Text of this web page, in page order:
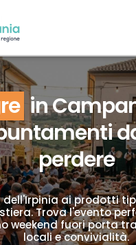
in
perdere
dell'Irpinia ai prodotti
Trova l'evento
weekend fuori porta
locali e convivialità.